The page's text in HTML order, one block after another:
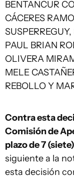
BENTANCUR
CÁCERES
PAUL BRIAN
OLIVERA
MELE
REBOLLO Y
Contra esta
Comisión de
plazo de 7
siguiente a la
esta decisión